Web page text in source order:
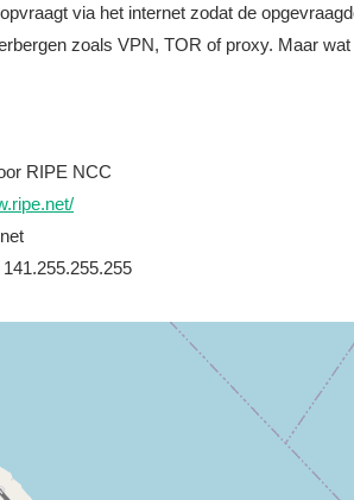
via het internet zodat de
zoals VPN, TOR of proxy. Maar
RIPE NCC